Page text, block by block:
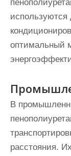
используются
оптимальный
В
расстояния.